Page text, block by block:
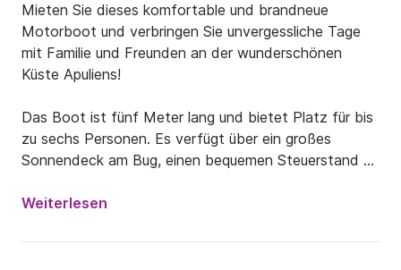
Mieten Sie dieses komfortable und brandneue
Motorboot und verbringen Sie unvergessliche Tage
mit Familie und Freunden an der wunderschönen
Küste Apuliens!
Das Boot ist fünf Meter lang und bietet Platz für bis
zu sechs Personen. Es verfügt über ein großes
Sonnendeck am Bug, einen bequemen Steuerstand
eine Windschutzscheibe, und ein gemütliches Sofa
den heißesten Stunden des Tages Schatten.
Weiterlesen